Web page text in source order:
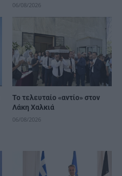
06/08/2026
Το τελευταίο «αντίο» στον
Λάκη Χαλκιά
06/08/2026